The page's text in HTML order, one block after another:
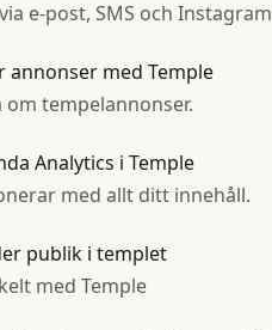
e-post, SMS och Instagram
annonser med Temple
tempelannonser.
Analytics i Temple
med allt ditt innehåll.
publik i templet
med Temple